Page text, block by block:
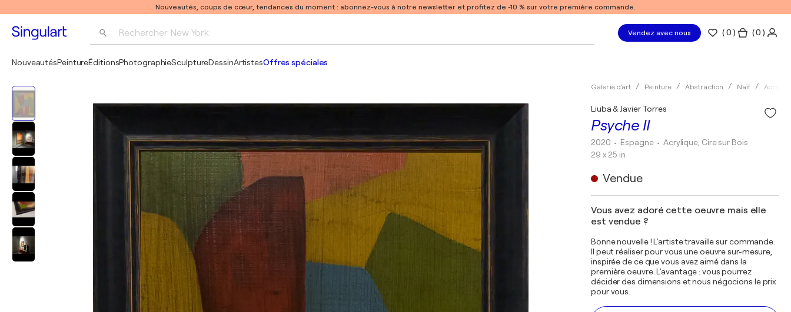
Nouveautés, coups de cœur, tendances du moment : abonnez-vous à notre newsletter et profitez de -10 % sur votre première commande.
Rechercher New York
Pablo Picasso
Vendez avec nous (0 ) ( 0 )
NouveautésPeintureÉditionsPhotographieSculptureDessinArtistesOffres spéciales
Galerie d'art Peinture Abstraction Naïf
Psyche II
Liuba & Javier Torres
2020 • Espagne • Acrylique, Cire sur Bois
29 x 25 in
Vendue
Vous avez adoré cette oeuvre mais elle
est vendue ?
Bonne nouvelle ! L'artiste travaille sur commande.
Il peut réaliser pour vous une oeuvre sur-mesure,
inspirée de ce que vous avez aimé dans la
première oeuvre. L'avantage : vous pourrez
décider des dimensions et nous négocions le prix
pour vous.